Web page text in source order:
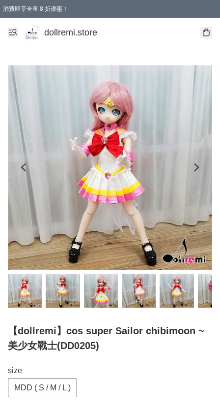
消費即享全單 8 折優惠！
購物滿 HKD 1500.00即享免運費優惠！（適用於 本地送貨、本地取貨、國際送貨 )
dollremi.store
【dollremi】cos super Sailor chibimoon ~
美少女戰士(DD0205)
size
MDD ( S / M / L )